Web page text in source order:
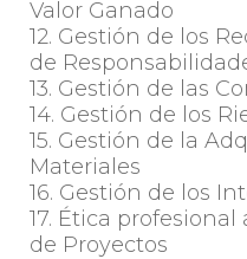
Valor Ganado
12. Gestión de los
de
13. Gestión de las
14. Gestión de los
15. Gestión de la
Materiales
16. Gestión de los
17. Ética
de Proyectos